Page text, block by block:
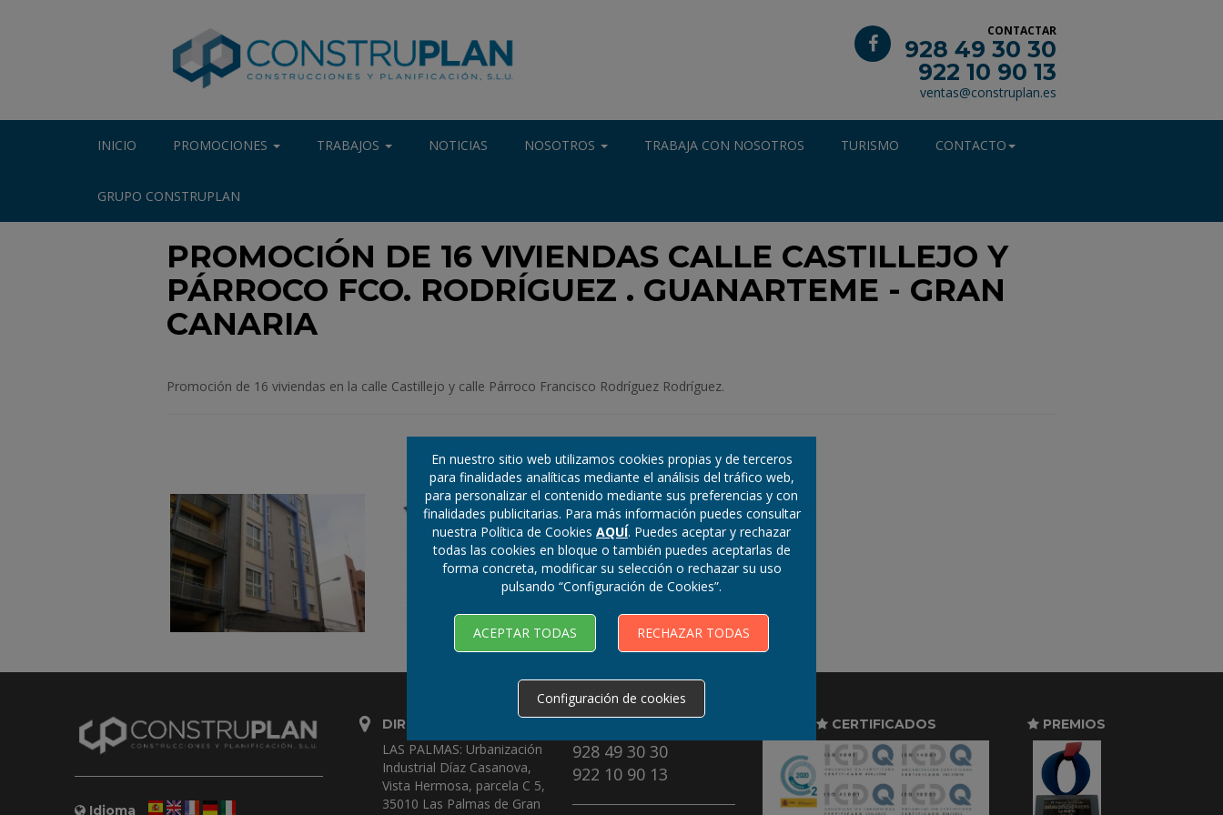
En nuestro sitio web utilizamos cookies propias y de terceros
para finalidades analíticas mediante el análisis del tráfico web,
para personalizar el contenido mediante sus preferencias y con
finalidades publicitarias. Para más información puedes consultar
nuestra Política de Cookies AQUÍ. Puedes aceptar y rechazar
todas las cookies en bloque o también puedes aceptarlas de
forma concreta, modificar su selección o rechazar su uso
pulsando “Configuración de Cookies”.
ACEPTAR TODAS RECHAZAR TODAS
Configuración de cookies
CONTACTAR
928 49 30 30
922 10 90 13
ventas@construplan.es
INICIO PROMOCIONES TRABAJOS NOTICIAS NOSOTROS TRABAJA CON NOSOTROS TURISMO CONTACTO
GRUPO CONSTRUPLAN
PROMOCIÓN DE 16 VIVIENDAS CALLE CASTILLEJO Y
PÁRROCO FCO. RODRÍGUEZ . GUANARTEME - GRAN
CANARIA
Promoción de 16 viviendas en la calle Castillejo y calle Párroco Francisco Rodríguez Rodríguez.
GALERÍA
Idioma
DIRECCIONES
LAS PALMAS: Urbanización
Industrial Díaz Casanova,
Vista Hermosa, parcela C 5,
35010 Las Palmas de Gran
928 49 30 30
922 10 90 13
CERTIFICADOS PREMIOS